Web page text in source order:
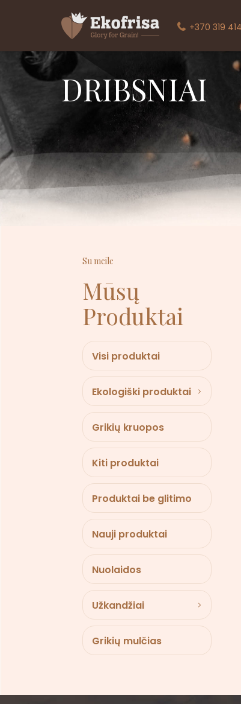
DRIBSNIAI
+370 319
Su meile
Mūsų
Produktai
Visi produktai
Ekologiški produktai
Grikių kruopos
Kiti produktai
Produktai be glitimo
Nauji produktai
Nuolaidos
Užkandžiai
Grikių mulčias